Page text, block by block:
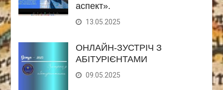
аспект».
13.05.2025
ОНЛАЙН-ЗУСТРІЧ З
АБІТУРІЄНТАМИ
09.05.2025